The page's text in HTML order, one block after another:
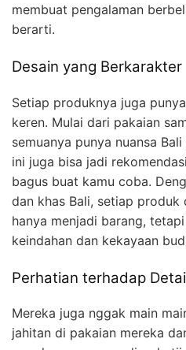
membuat pengalaman
berarti.
Desain yang Berkarakter
Setiap produknya juga
keren. Mulai dari pakaian
semuanya punya nuansa
ini juga bisa jadi
bagus buat kamu coba.
dan khas Bali, setiap produk
hanya menjadi barang,
keindahan dan kekayaan
Perhatian terhadap
Mereka juga nggak main
jahitan di pakaian mereka